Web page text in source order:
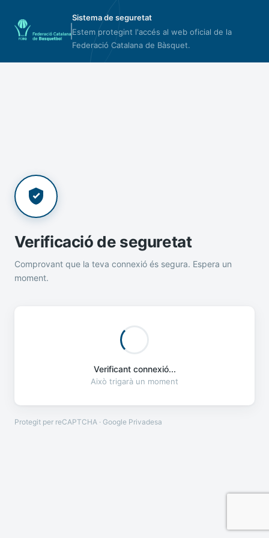
Sistema de seguretat
Estem protegint l'accés al web oficial de la
Federació Catalana de Bàsquet.
Verificació de seguretat
Comprovant que la teva connexió és segura. Espera un
moment.
Verificant connexió...
Això trigarà un moment
Protegit per reCAPTCHA · Google Privadesa